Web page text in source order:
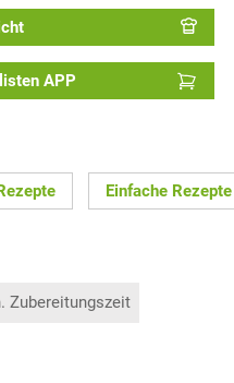
APP
Einfache Rezepte
Zubereitungszeit